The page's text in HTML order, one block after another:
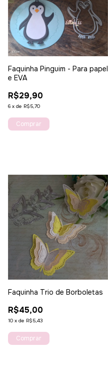
Faquinha Pinguim - Para papel
e EVA
R$29,90
6 x de R$5,70
Faquinha Trio de Borboletas
R$45,00
10 x de R$5,43